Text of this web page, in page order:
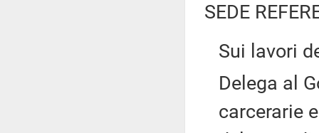
SEDE
Sui lavori
Delega al
carcerarie